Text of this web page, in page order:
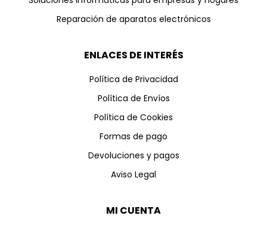
Reparación de aparatos electrónicos
ENLACES DE INTERÉS
Política de Privacidad
Política de Envíos
Política de Cookies
Formas de pago
Devoluciones y pagos
Aviso Legal
MI CUENTA